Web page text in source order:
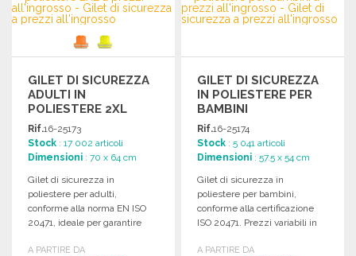
Richiedi un preventivo
GILET DI SICUREZZA
ADULTI IN
POLIESTERE 2XL
Rif.16-25173
Stock : 17 002 articoli
Dimensioni : 70 x 64 cm
Gilet di sicurezza in
poliestere per adulti,
conforme alla norma EN ISO
20471, ideale per garantire
A PARTIRE DA
GILET DI SICUREZZA
IN POLIESTERE PER
BAMBINI
Rif.16-25174
Stock : 5 041 articoli
Dimensioni : 57.5 x 54 cm
Gilet di sicurezza in
poliestere per bambini,
conforme alla certificazione
ISO 20471. Prezzi variabili in
A PARTIRE DA